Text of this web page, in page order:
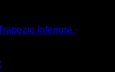
Inferiore ∙